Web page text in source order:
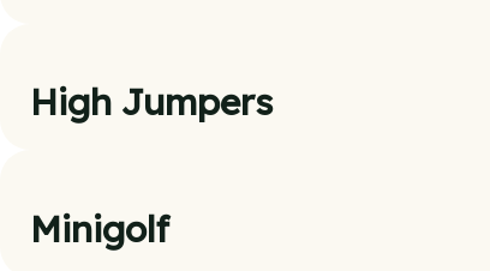
High Jumpers
Minigolf